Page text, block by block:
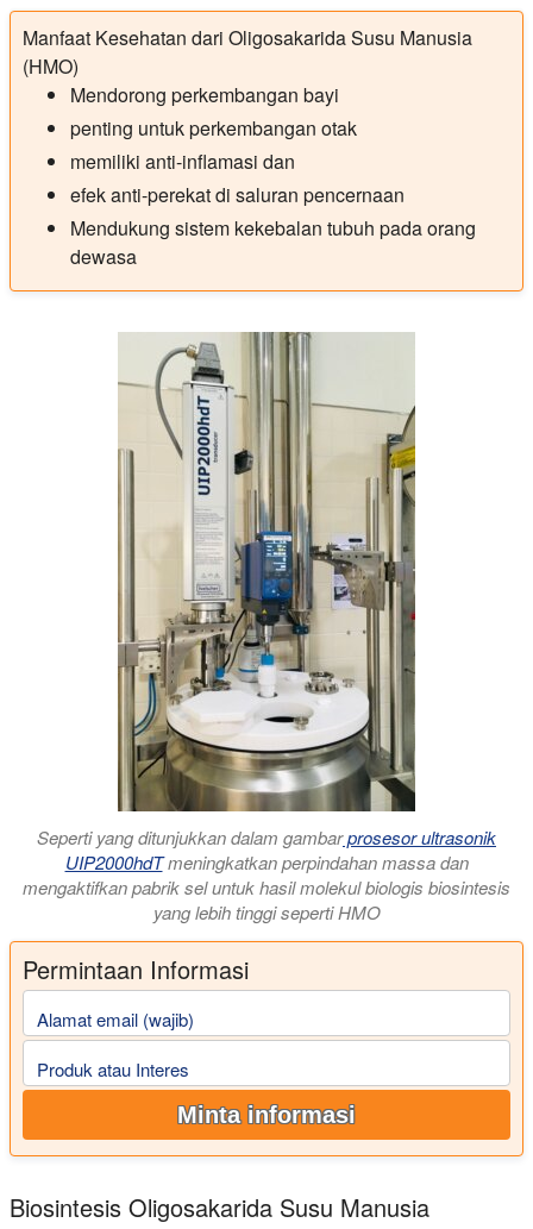
Manfaat Kesehatan dari Oligosakarida Susu Manusia
(HMO)
Mendorong perkembangan bayi
penting untuk perkembangan otak
memiliki anti-inflamasi dan
efek anti-perekat di saluran pencernaan
Mendukung sistem kekebalan tubuh pada orang
dewasa
Seperti yang ditunjukkan dalam gambarprosesor ultrasonik
UIP2000hdTmeningkatkan perpindahan massa dan
mengaktifkan pabrik sel untuk hasil molekul biologis biosintesis
yang lebih tinggi seperti HMO
Permintaan Informasi
Alamat email (wajib)
Produk atau Interes
Minta informasi
Biosintesis Oligosakarida Susu Manusia